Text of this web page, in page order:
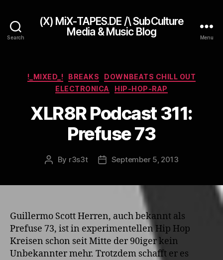
Search
(X) MiX-TAPES.DE /\ SubCulture
Media & Music Blog
Menu
Categories
!_MIXED_! BREAKS
DOWNBEATS CHILL OUT
ELECTRONICA
HIP-HOP-RAP
XLR8R Podcast 311:
Prefuse 73
Post
By r3s3t
PostSeptember 5, 2013
Guillermo Scott Herren, auch bekannt als
Prefuse 73, ist in experimentellen Hip Hop
Kreisen schon seit Mitte der 90iger kein
Unbekannter mehr. Trotzdem schafft er es